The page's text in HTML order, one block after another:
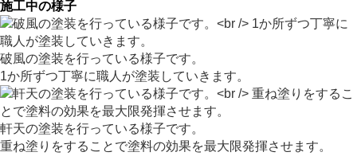
施工中の様子
破風の塗装を行っている様子です。
1か所ずつ丁寧に職人が塗装していきます。
軒天の塗装を行っている様子です。
重ね塗りをすることで塗料の効果を最大限発揮させます。